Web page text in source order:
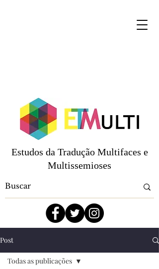
Estudos da Tradução Multifaces e
Multissemioses
Post
Todas as publicações